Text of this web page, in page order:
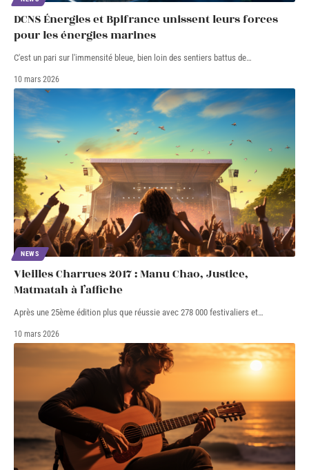
DCNS Énergies et Bpifrance unissent leurs forces
pour les énergies marines
C'est un pari sur l'immensité bleue, bien loin des sentiers battus de…
10 mars 2026
NEWS
Vieilles Charrues 2017 : Manu Chao, Justice,
Matmatah à l’affiche
Après une 25ème édition plus que réussie avec 278 000 festivaliers et…
10 mars 2026